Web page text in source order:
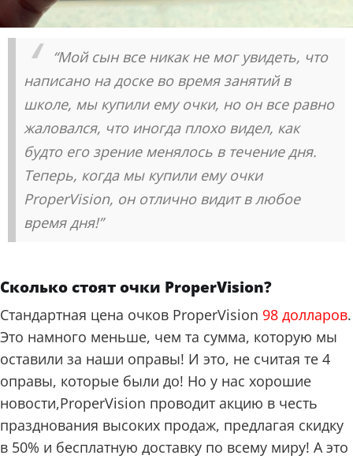
“Мой сын все никак не мог увидеть, что
написано на доске во время занятий в
школе, мы купили ему очки, но он все равно
жаловался, что иногда плохо видел, как
будто его зрение менялось в течение дня.
Теперь, когда мы купили ему очки
ProperVision, он отлично видит в любое
время дня!”
Сколько стоят очки ProperVision?
Стандартная цена очков ProperVision 98 долларов.
Это намного меньше, чем та сумма, которую мы
оставили за наши оправы! И это, не считая те 4
оправы, которые были до! Но у нас хорошие
новости,ProperVision проводит акцию в честь
празднования высоких продаж, предлагая скидку
в 50% и бесплатную доставку по всему миру! А это